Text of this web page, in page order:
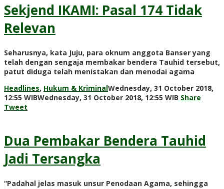
Sekjend IKAMI: Pasal 174 Tidak
Relevan
Seharusnya, kata Juju, para oknum anggota Banser yang
telah dengan sengaja membakar bendera Tauhid tersebut,
patut diduga telah menistakan dan menodai agama
Headlines, Hukum & KriminalWednesday, 31 October 2018,
12:55 WIBWednesday, 31 October 2018, 12:55 WIB by
Share
Tweet
Dua Pembakar Bendera Tauhid
Jadi Tersangka
“Padahal jelas masuk unsur Penodaan Agama, sehingga